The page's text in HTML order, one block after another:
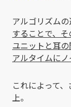
アルゴリズムの
することで、
ユニットと耳
アルタイムに
これによって
上。